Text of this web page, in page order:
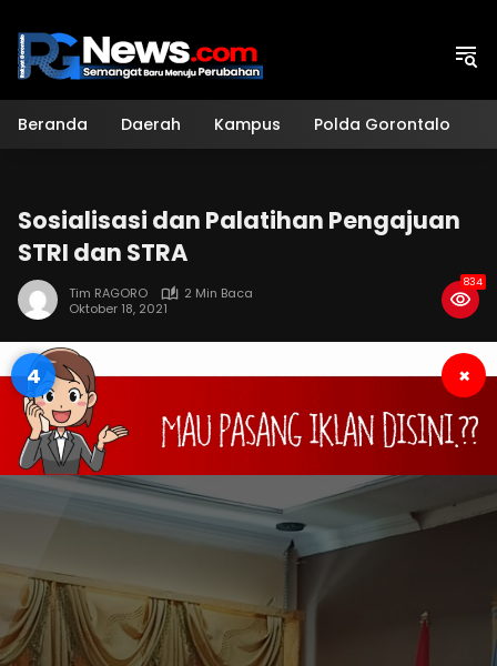
konten
Beranda Daerah Kampus Polda Gorontalo
Sosialisasi dan Palatihan Pengajuan
STRI dan STRA
Tim RAGORO
2 Min Baca
Oktober 18, 2021
834
3 ×